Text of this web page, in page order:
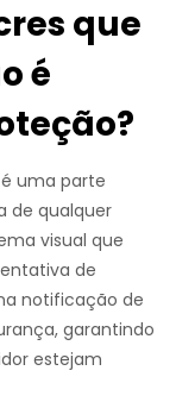
que
é
uma parte
de qualquer
visual que
de
notificação de
garantindo
estejam